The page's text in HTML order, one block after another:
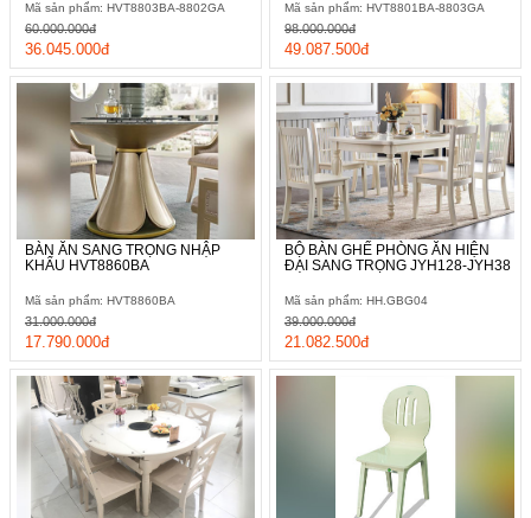
Mã sản phẩm: HVT8803BA-8802GA
36.045.000đ
60.000.000đ
Mã sản phẩm: HVT8801BA-8803GA
49.087.500đ
98.000.000đ
BÀN ĂN SANG TRỌNG NHẬP
KHẨU HVT8860BA
Mã sản phẩm: HVT8860BA
17.790.000đ
31.000.000đ
BỘ BÀN GHẾ PHÒNG ĂN HIỆN
ĐẠI SANG TRỌNG JYH128-JYH38
Mã sản phẩm: HH.GBG04
21.082.500đ
39.000.000đ